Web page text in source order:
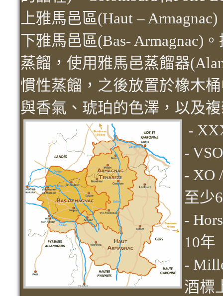
上雅馬邑區(Haut –
下雅馬邑區(Bas- Armagnac)
蒸餾，使用雅馬邑蒸餾器
慣性蒸餾，之後放置於橡木
與香氣、琥珀的色澤，以及
-
-
- XO
至少
-
10年
-
酒標